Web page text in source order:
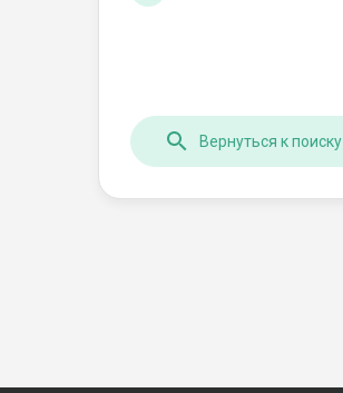
Вернуться к поиску